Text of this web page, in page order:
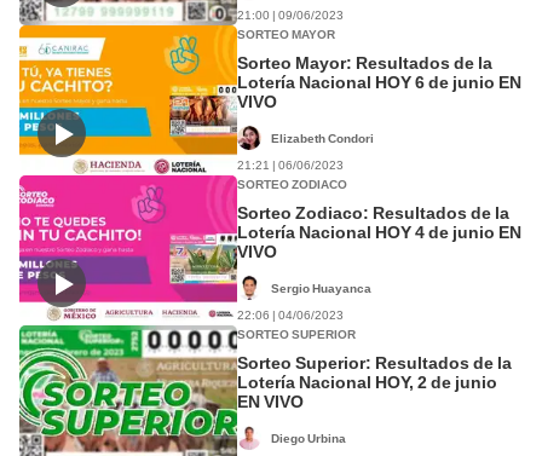
21:00 | 09/06/2023
SORTEO MAYOR
Sorteo Mayor: Resultados de la
Lotería Nacional HOY 6 de junio EN
VIVO
Elizabeth Condori
21:21 | 06/06/2023
SORTEO ZODIACO
Sorteo Zodiaco: Resultados de la
Lotería Nacional HOY 4 de junio EN
VIVO
Sergio Huayanca
22:06 | 04/06/2023
SORTEO SUPERIOR
Sorteo Superior: Resultados de la
Lotería Nacional HOY, 2 de junio
EN VIVO
Diego Urbina